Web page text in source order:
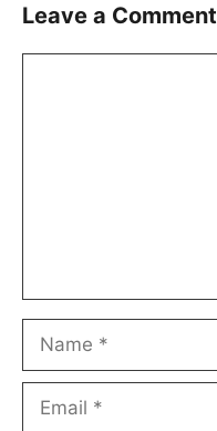
Leave a Comment